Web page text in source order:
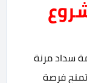
سداد مرنة
فرصة